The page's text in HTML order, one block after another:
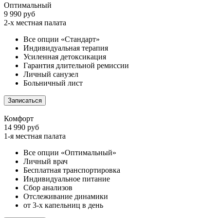
Оптимальный
9 990 руб
2-х местная палата
Все опции «Стандарт»
Индивидуальная терапия
Усиленная детоксикация
Гарантия длительной ремиссии
Личный санузел
Больничный лист
Записаться
Комфорт
14 990 руб
1-я местная палата
Все опции «Оптимальный»
Личный врач
Бесплатная транспортировка
Индивидуальное питание
Сбор анализов
Отслеживание динамики
от 3-х капельниц в день